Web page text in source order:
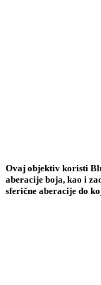
Ovaj objektiv koristi
aberacije boja, kao i
sferične aberacije do